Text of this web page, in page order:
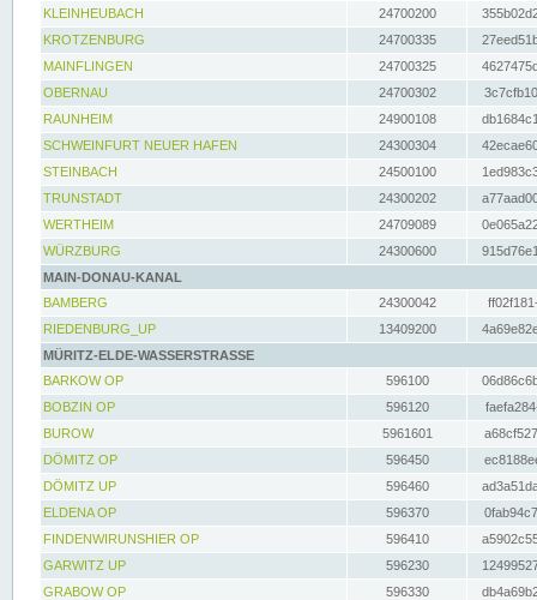
KLEINHEUBACH 24700200
KROTZENBURG
24700335
MAINFLINGEN
24700325
OBERNAU
24700302
RAUNHEIM
24900108
SCHWEINFURT NEUER HAFEN
24300304
STEINBACH
24500100
TRUNSTADT
24300202
WERTHEIM
24709089
WÜRZBURG
24300600
MAIN-DONAU-KANAL
BAMBERG
24300042
RIEDENBURG_UP
13409200
MÜRITZ-ELDE-WASSERSTRASSE
BARKOW OP
596100
BOBZIN OP
596120
BUROW
5961601
DÖMITZ OP
596450
DÖMITZ UP
596460
ELDENA OP
596370
FINDENWIRUNSHIER OP
596410
GARWITZ UP
596230
GRABOW OP
596330